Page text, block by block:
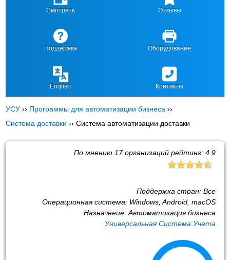
Смотреть Отзывы
Поддержка Оборудование
English Контакты
УСУ ›› Программы для автоматизации бизнеса ››
Система доставки ››Система автоматизации доставки
По мнению 17организаций рейтинг: 4.9
Поддержка стран: Все
Операционная система: Windows, Android, macOS
Назначение: Автоматизация бизнеса
Универсальная Система Учета